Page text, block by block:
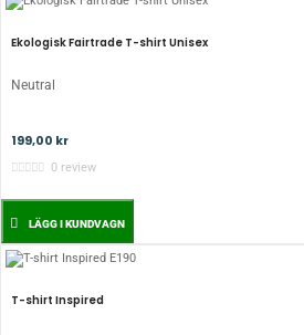
Ekologisk Fairtrade T-shirt Unisex
Neutral
199,00 kr
0 review
LÄGG I KUNDVAGN
T-shirt Inspired